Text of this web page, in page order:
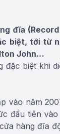
đĩa
biệt, tới từ
John…
đặc biệt khi
vào năm
đầu tiên
hàng đĩa